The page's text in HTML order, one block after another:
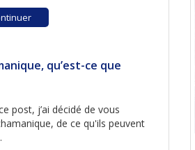
qu’est-ce que
post, j’ai décidé de vous
de ce qu'ils peuvent